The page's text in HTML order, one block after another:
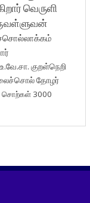
வெருளி
உ.வே.சா. குறள்நெறி
தோழர்
சொற்கள் 3000